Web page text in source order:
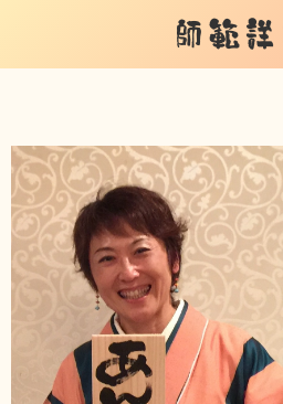
師範詳